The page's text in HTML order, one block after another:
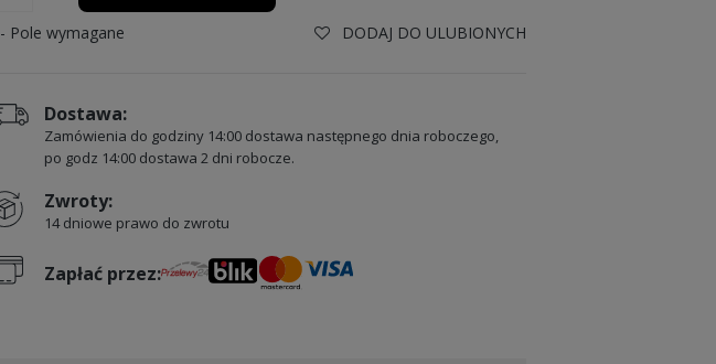
DODAJ DO ULUBIONYCH
- Pole wymagane
Dostawa:
Zamówienia do godziny 14:00 dostawa następnego dnia roboczego,
po godz 14:00 dostawa 2 dni robocze.
Zwroty:
14 dniowe prawo do zwrotu
Zapłać przez: